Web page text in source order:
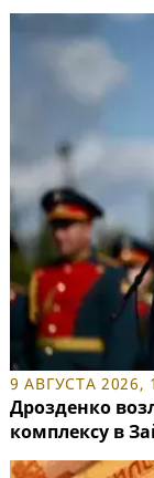
9 АВГУСТА 2026,
Дрозденко
комплексу в